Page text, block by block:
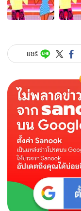
ภาพ
ของ
แต่ง
ตัว
แต่ละ
ราศี
แชร์